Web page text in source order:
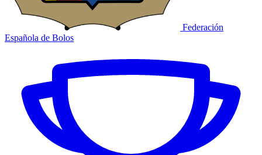
Federación
Española de Bolos